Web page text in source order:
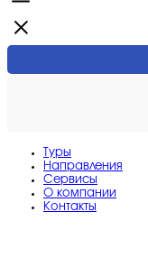
Туры
Направления
Сервисы
O компании
Контакты